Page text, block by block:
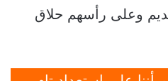
وعلى رأسهم حلاق